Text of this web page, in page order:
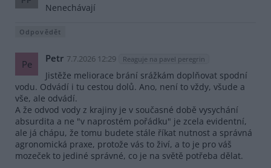
Nenechávají
Odpovědět
Pe Petr 7.7.2026 12:29 Reaguje na pavel peregrin
Jistěže meliorace brání srážkám doplňovat spodní
vodu. Odvádí i tu cestou dolů. Ano, není to vždy, všude a
vše, ale odvádí.
A že odvod vody z krajiny je v současné době vysychání
absurdita a ne "v naprostém pořádku" je zcela evidentní,
ale já chápu, že tomu budete stále říkat nutnost a správná
agronomická praxe, protože vás to živí, a to je pro váš
mozeček to jediné správné, co je na světě potřeba dělat.